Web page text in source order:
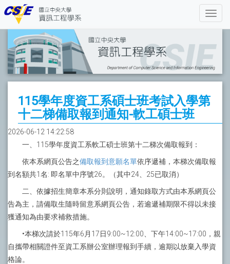
115學年度資工系碩士班考試入學第
十二梯備取報到通知-軟工碩士班
2026-06-12 14:22:58
一、115學年度資工系軟工碩士班第十二梯次備取報到：
依本系網頁公告之備取報到意願名單依序遞補，本梯次備取報
到名額共1名: 即名單中序號26。（其中24、25已取消）
二、依據招生簡章本系分則說明，通知錄取方式由本系網頁公
告為主，請備取生隨時留意系網頁公告，若逾遞補期限不得以未接
獲通知為由要求補救措施。
•本梯次請於115年6月17日9:00~12:00、下午14:00~17:00，親
自攜帶相關證件至資工系辦公室辦理報到手續，逾期以放棄入學資
格論。